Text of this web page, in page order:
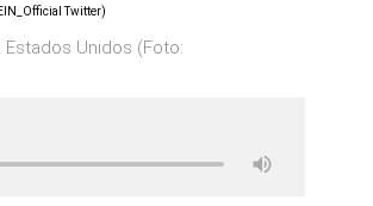
Unidos (Foto: